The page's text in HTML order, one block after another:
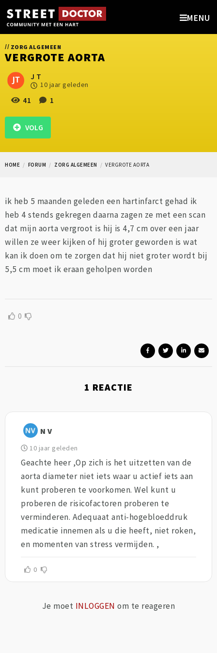
MENU
// ZORG ALGEMEEN
VERGROTE AORTA
J T
10 jaar geleden
41 1
VOLG
HOME FORUM ZORG ALGEMEEN VERGROTE AORTA
ik heb 5 maanden geleden een hartinfarct gehad ik
heb 4 stends gekregen daarna zagen ze met een scan
dat mijn aorta vergroot is hij is 4,7 cm over een jaar
willen ze weer kijken of hij groter geworden is wat
kan ik doen om te zorgen dat hij niet groter wordt bij
5,5 cm moet ik eraan geholpen worden
0
1 REACTIE
N V
10 jaar geleden
Geachte heer ,Op zich is het uitzetten van de
aorta diameter niet iets waar u actief iets aan
kunt proberen te voorkomen. Wel kunt u
proberen de risicofactoren proberen te
verminderen. Adequaat anti-hogebloeddruk
medicatie innemen als u die heeft, niet roken,
en momenten van stress vermijden. ,
0
Je moet INLOGGEN om te reageren